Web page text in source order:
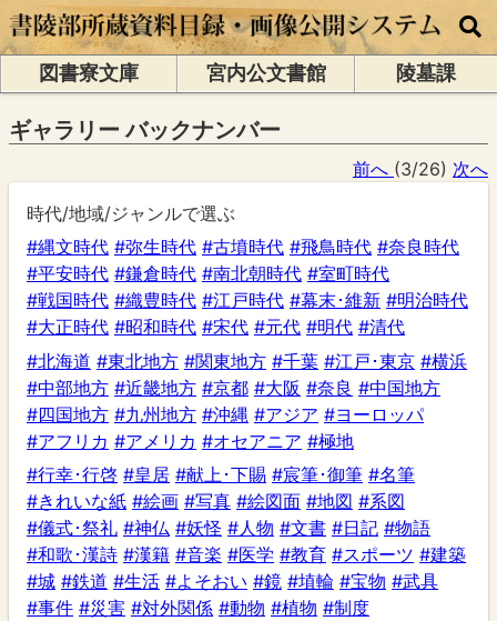
図書寮文庫 宮内公文書館 陵墓課
ギャラリー バックナンバー
前へ (3/26) 次へ
時代/地域/ジャンルで選ぶ
#縄文時代 #弥生時代 #古墳時代 #飛鳥時代 #奈良時代
#平安時代 #鎌倉時代 #南北朝時代 #室町時代
#戦国時代 #織豊時代 #江戸時代 #幕末･維新 #明治時代
#大正時代 #昭和時代 #宋代 #元代 #明代 #清代
#北海道 #東北地方 #関東地方 #千葉 #江戸･東京 #横浜
#中部地方 #近畿地方 #京都 #大阪 #奈良 #中国地方
#四国地方 #九州地方 #沖縄 #アジア #ヨーロッパ
#アフリカ #アメリカ #オセアニア #極地
#行幸･行啓 #皇居 #献上･下賜 #宸筆･御筆 #名筆
#きれいな紙 #絵画 #写真 #絵図面 #地図 #系図
#儀式･祭礼 #神仏 #妖怪 #人物 #文書 #日記 #物語
#和歌･漢詩 #漢籍 #音楽 #医学 #教育 #スポーツ #建築
#城 #鉄道 #生活 #よそおい #鏡 #埴輪 #宝物 #武具
#事件 #災害 #対外関係 #動物 #植物 #制度